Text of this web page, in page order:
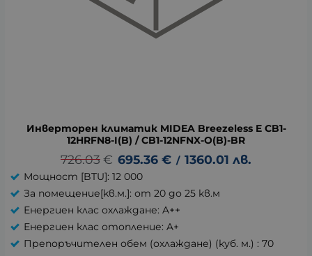
Инверторен климатик MIDEA Breezeless E CB1-
12HRFN8-I(B) / CB1-12NFNX-O(B)-BR
726.03€ 695.36 € / 1360.01 лв.
Мощност [BTU]: 12 000
За помещение[kв.м.]: от 20 до 25 кв.м
Енергиен клас охлаждане: A++
Енергиен клас отопление: A+
Препоръчителен обем (охлаждане) (куб. м.) : 70